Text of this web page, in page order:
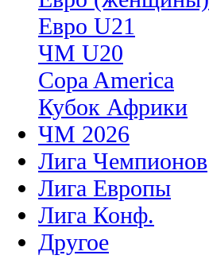
Евро U21
ЧМ U20
Copa America
Кубок Африки
ЧМ 2026
Лига Чемпионов
Лига Европы
Лига Конф.
Другое